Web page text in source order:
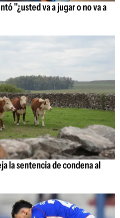
"¿usted va a jugar o no va a
la sentencia de condena al